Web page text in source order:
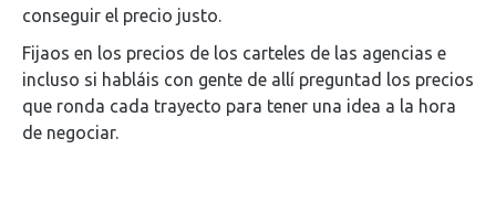
conseguir el precio justo.
Fijaos en los precios de los carteles de las agencias e
incluso si habláis con gente de allí preguntad los precios
que ronda cada trayecto para tener una idea a la hora
de negociar.